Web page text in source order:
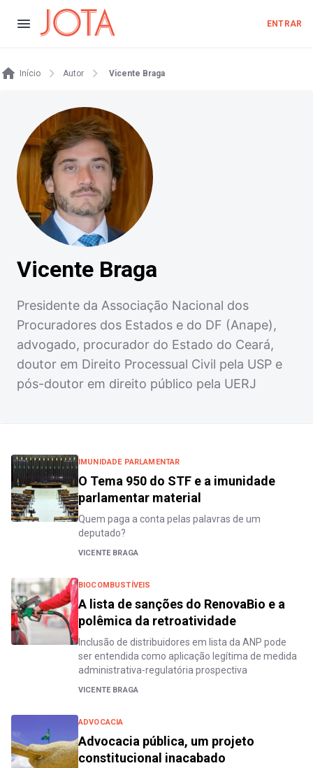
ENTRAR
Início Autor Vicente Braga
Vicente Braga
Presidente da Associação Nacional dos
Procuradores dos Estados e do DF (Anape),
advogado, procurador do Estado do Ceará,
doutor em Direito Processual Civil pela USP e
pós-doutor em direito público pela UERJ
IMUNIDADE PARLAMENTAR
O Tema 950 do STF e a imunidade
parlamentar material
Quem paga a conta pelas palavras de um
deputado?
VICENTE BRAGA
BIOCOMBUSTÍVEIS
A lista de sanções do RenovaBio e a
polêmica da retroatividade
Inclusão de distribuidores em lista da ANP pode
ser entendida como aplicação legítima de medida
administrativa-regulatória prospectiva
VICENTE BRAGA
ADVOCACIA
Advocacia pública, um projeto
constitucional inacabado